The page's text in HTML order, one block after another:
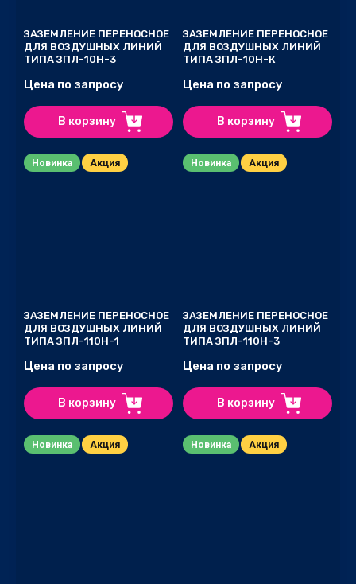
ЗАЗЕМЛЕНИЕ ПЕРЕНОСНОЕ
ДЛЯ ВОЗДУШНЫХ ЛИНИЙ
ТИПА ЗПЛ-10Н-3
Цена по запросу
В корзину
ЗАЗЕМЛЕНИЕ ПЕРЕНОСНОЕ
ДЛЯ ВОЗДУШНЫХ ЛИНИЙ
ТИПА ЗПЛ-10Н-К
Цена по запросу
В корзину
Новинка Акция
ЗАЗЕМЛЕНИЕ ПЕРЕНОСНОЕ
ДЛЯ ВОЗДУШНЫХ ЛИНИЙ
ТИПА ЗПЛ-110Н-1
Цена по запросу
В корзину
Новинка Акция
ЗАЗЕМЛЕНИЕ ПЕРЕНОСНОЕ
ДЛЯ ВОЗДУШНЫХ ЛИНИЙ
ТИПА ЗПЛ-110Н-3
Цена по запросу
В корзину
Новинка Акция Новинка Акция